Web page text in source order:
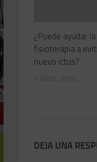
¿Puede ayudar la
fisioterapia a
nuevo ictus?
DEJA UNA